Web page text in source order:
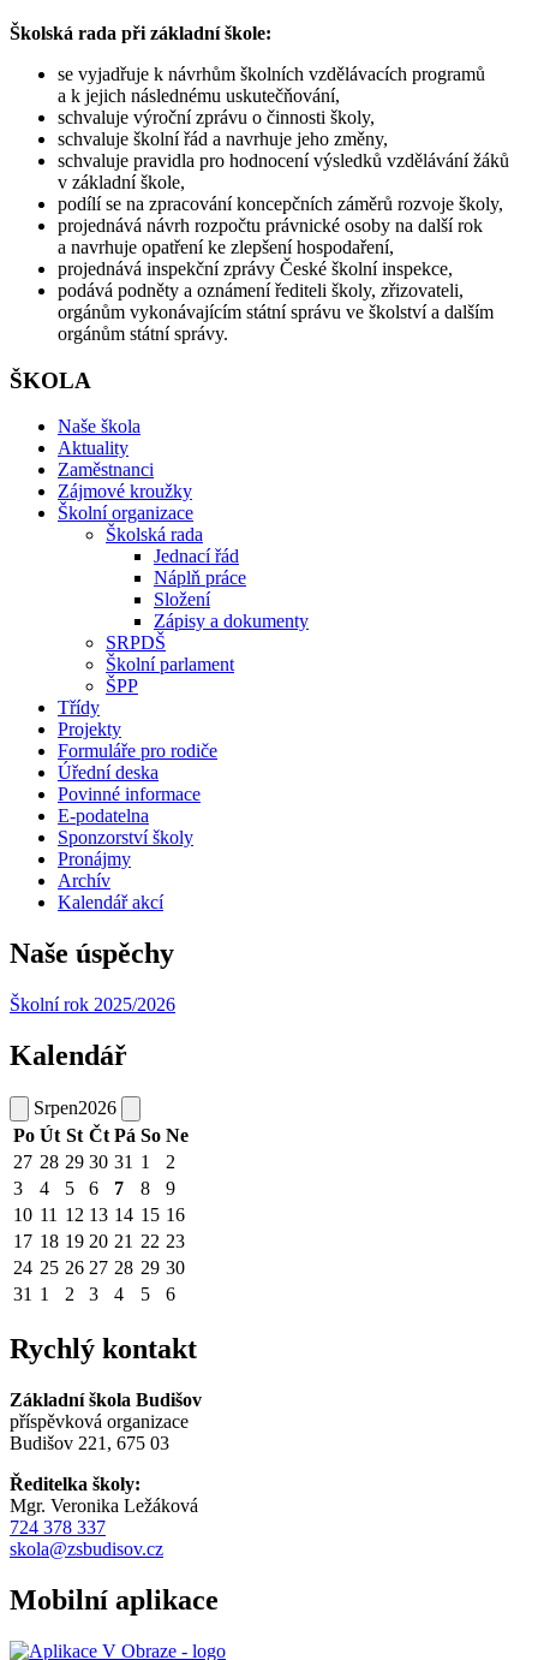
Školská rada při základní škole:
se vyjadřuje k návrhům školních vzdělávacích programů
a k jejich následnému uskutečňování,
schvaluje výroční zprávu o činnosti školy,
schvaluje školní řád a navrhuje jeho změny,
schvaluje pravidla pro hodnocení výsledků vzdělávání žáků
v základní škole,
podílí se na zpracování koncepčních záměrů rozvoje školy,
projednává návrh rozpočtu právnické osoby na další rok
a navrhuje opatření ke zlepšení hospodaření,
projednává inspekční zprávy České školní inspekce,
podává podněty a oznámení řediteli školy, zřizovateli,
orgánům vykonávajícím státní správu ve školství a dalším
orgánům státní správy.
ŠKOLA
Naše škola
Aktuality
Zaměstnanci
Zájmové kroužky
Školní organizace
Školská rada
Jednací řád
Náplň práce
Složení
Zápisy a dokumenty
SRPDŠ
Školní parlament
ŠPP
Třídy
Projekty
Formuláře pro rodiče
Úřední deska
Povinné informace
E-podatelna
Sponzorství školy
Pronájmy
Archív
Kalendář akcí
Naše úspěchy
Školní rok 2025/2026
Kalendář
Srpen2026
Po Út St Čt Pá So Ne
27 28 29 30 31 1
2
3
4 5 6 7 8
9
10 11 12 13 14 15 16
17 18 19 20 21 22 23
24 25 26 27 28 29 30
31 1 2 3 4 5 6
Rychlý kontakt
Základní škola Budišov
příspěvková organizace
Budišov 221, 675 03
Ředitelka školy:
Mgr. Veronika Ležáková
724 378 337
skola@zsbudisov.cz
Mobilní aplikace